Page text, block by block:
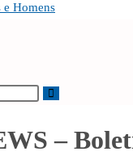
e Homens
–